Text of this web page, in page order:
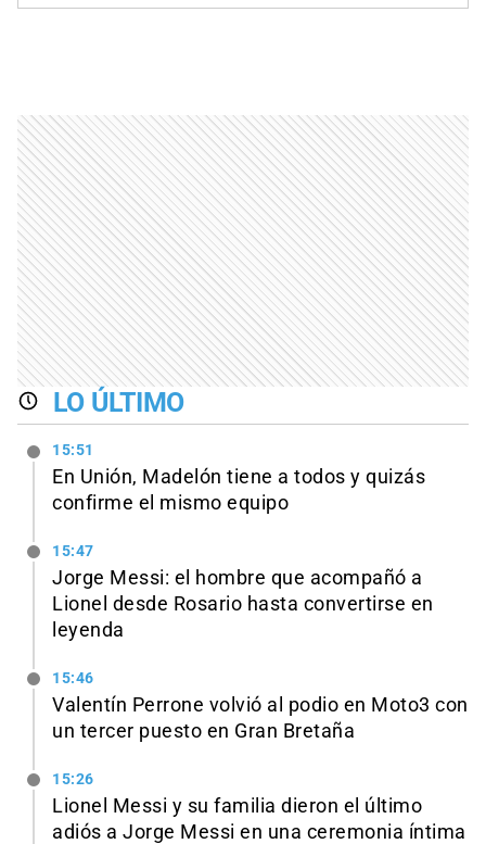
LO ÚLTIMO
15:51
En Unión, Madelón tiene a todos y quizás
confirme el mismo equipo
15:47
Jorge Messi: el hombre que acompañó a
Lionel desde Rosario hasta convertirse en
leyenda
15:46
Valentín Perrone volvió al podio en Moto3 con
un tercer puesto en Gran Bretaña
15:26
Lionel Messi y su familia dieron el último
adiós a Jorge Messi en una ceremonia íntima